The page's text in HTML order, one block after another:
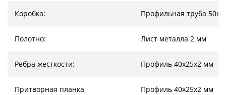
Коробка: Профильная труба
Полотно: Лист металла 2 мм
Ребра жесткости: Профиль 40х25х2 мм
Притворная планка
Профиль 40х25х2 мм